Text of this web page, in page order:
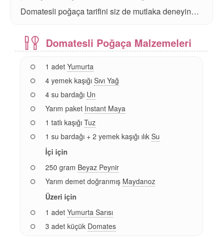
Domatesli poğaça tarifini siz de mutlaka deneyin…
Domatesli Poğaça Malzemeleri
1 adet Yumurta
4 yemek kaşığı Sıvı Yağ
4 su bardağı Un
Yarım paket Instant Maya
1 tatlı kaşığı Tuz
1 su bardağı + 2 yemek kaşığı ılık Su
İçi için
250 gram Beyaz Peynir
Yarım demet doğranmış Maydanoz
Üzeri için
1 adet Yumurta Sarısı
3 adet küçük Domates